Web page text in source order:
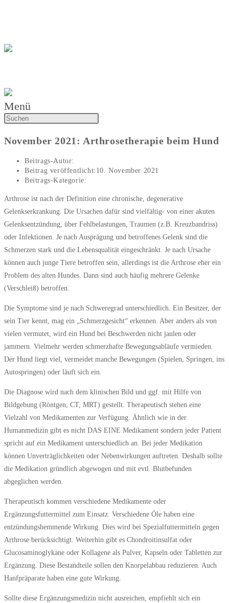
Menü
November 2021: Arthrosetherapie beim Hund
Beitrags-Autor:
Beitrag veröffentlicht: 10. November 2021
Beitrags-Kategorie:
Arthrose ist nach der Definition eine chronische, degenerative
Gelenkserkrankung. Die Ursachen dafür sind vielfältig- von einer akuten
Gelenksentzündung, über Fehlbelastungen, Traumen (z.B. Kreuzbandriss)
oder Infektionen. Je nach Ausprägung und betroffenes Gelenk sind die
Schmerzen stark und die Lebensqualität eingeschränkt. Je nach Ursache
können auch junge Tiere betroffen sein, allerdings ist die Arthrose eher ein
Problem des alten Hundes. Dann sind auch häufig mehrere Gelenke
(Verschleiß) betroffen.
Die Symptome sind je nach Schweregrad unterschiedlich. Ein Besitzer, der
sein Tier kennt, mag ein „Schmerzgesicht“ erkennen. Aber anders als von
vielen vermutet, wird ein Hund bei Beschwerden nicht jaulen oder
jammern. Vielmehr werden schmerzhafte Bewegungsabläufe vermieden.
Der Hund liegt viel, vermeidet manche Bewegungen (Spielen, Springen, ins
Autospringen) oder läuft sich ein.
Die Diagnose wird nach dem klinischen Bild und ggf. mit Hilfe von
Bildgebung (Röntgen, CT, MRT) gestellt. Therapeutisch stehen eine
Vielzahl von Medikamenten zur Verfügung. Ähnlich wie in der
Humanmedizin gibt es nicht DAS EINE Medikament sondern jeder Patient
spricht auf ein Medikament unterschiedlich an. Bei jeder Medikation
können Unverträglichkeiten oder Nebenwirkungen auftreten. Deshalb sollte
die Medikation gründlich abgewogen und mit evtl. Blutbefunden
abgeglichen werden.
Therapeutisch kommen verschiedene Medikamente oder
Ergänzungsfuttermittel zum Einsatz. Verschiedene Öle haben eine
entzündungshemmende Wirkung. Dies wird bei Spezialfuttermitteln gegen
Arthrose berücksichtigt. Weiterhin gibt es Chondroitinsulfat oder
Glucosaminoglykane oder Kollagene als Pulver, Kapseln oder Tabletten zur
Ergänzung. Diese Bestandteile sollen den Knorpelabbau reduzieren. Auch
Hanfpräparate haben eine gute Wirkung.
Sollte diese Ergänzungsmedizin nicht ausreichen, empfiehlt sich ein